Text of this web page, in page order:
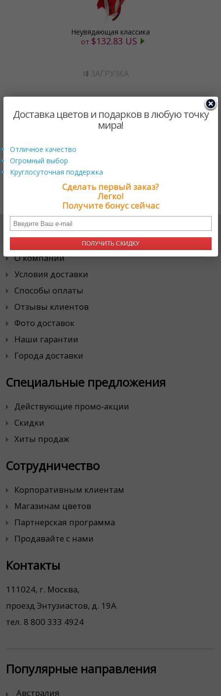
Неувядающая классика
от $132.83 US
ЗАГРУЗКА
Наша Служба Доставки
О компании
Условия доставки
Способы оплаты
Отзывы клиентов
Фото доставок
Наши гарантии
Города доставки
Специальные предложения
Действующие промо-акции
Скидки
Хиты продаж
Сотрудничество
Корпоративным клиентам
Магазинам цветов
Партнерская программа
Продавайте с нами
Контакты
111024, г. Москва,
проезд Энтузиастов, д. 19А
тел. 8 800 333 4924
Популярные направления
Австралия
Доставка цветов и подарков в любую точку
мира!
Отличное качество
Огромный выбор
Круглосуточная поддержка
Сделать первый заказ?
Легко!
Получите бонус сейчас
ПОЛУЧИТЬ СКИДКУ